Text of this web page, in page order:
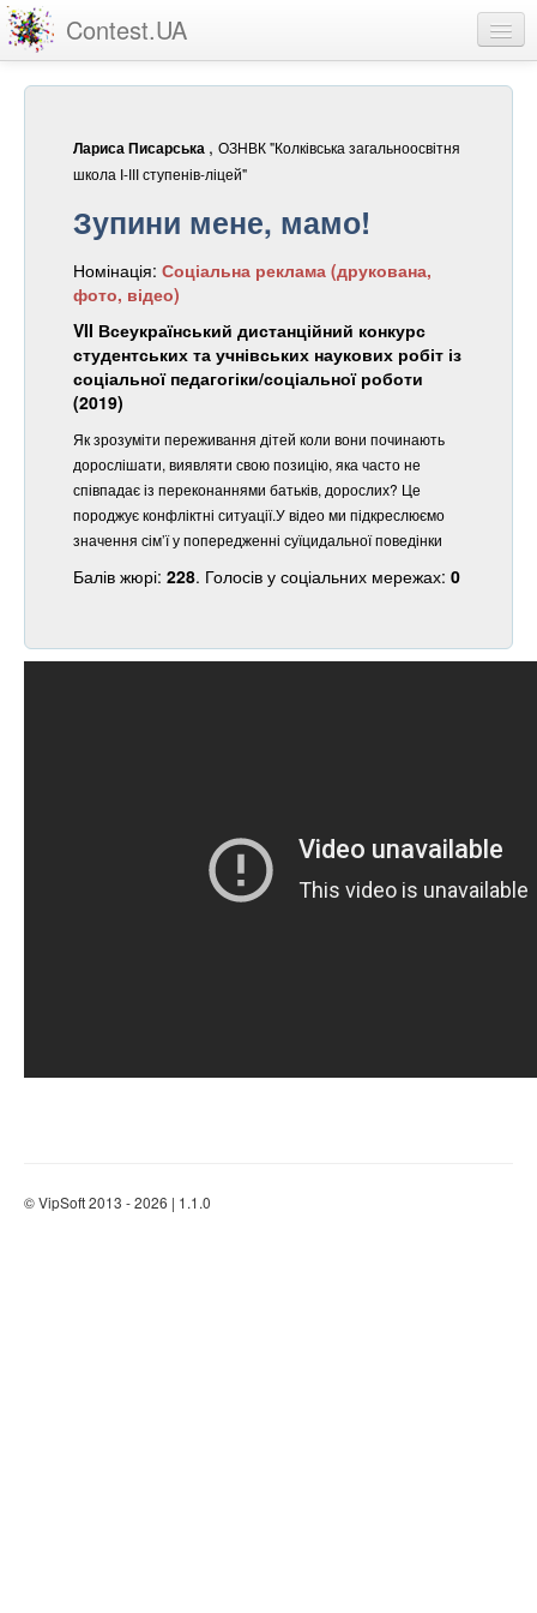
Contest.UA
Статистика
Про проект
реєстрація
Лариса Писарська , ОЗНВК "Колківська загальноосвітня
школа І-ІІІ ступенів-ліцей"
Зупини мене, мамо!
Номінація: Соціальна реклама (друкована,
фото, відео)
VII Всеукраїнський дистанційний конкурс
студентських та учнівських наукових робіт із
соціальної педагогіки/соціальної роботи
(2019)
Як зрозуміти переживання дітей коли вони починають
дорослішати, виявляти свою позицію, яка часто не
співпадає із переконаннями батьків, дорослих? Це
породжує конфліктні ситуації.У відео ми підкреслюємо
значення сім’ї у попередженні суїцидальної поведінки
Балів жюрі: 228. Голосів у соціальних мережах: 0
© VipSoft 2013 - 2026 | 1.1.0